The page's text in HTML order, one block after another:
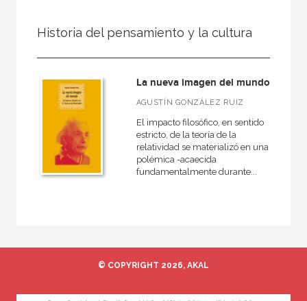
Ciencias naturales y técnicas
Física y Química
MATERIAS
Matemáticas
Física y Química
Historia del pensamiento y la cultura
La nueva imagen del mundo
AGUSTÍN GONZÁLEZ RUIZ
El impacto filosófico, en sentido
estricto, de la teoría de la
relatividad se materializó en una
polémica -acaecida
fundamentalmente durante...
© COPYRIGHT 2026, AKAL